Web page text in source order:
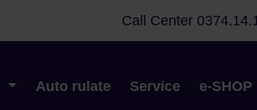
Call Center
Auto rulate Service e-SHOP